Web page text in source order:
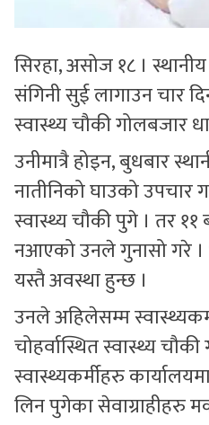
सिरहा, असोज १८ ।
संगिनी सुई लागाउन चार
स्वास्थ्य चौकी गोलबजार
उनीमात्रै होइन, बुधबार
नातीनिको घाउको उपचार
स्वास्थ्य चौकी पुगे । तर
नआएको उनले गुनासो गरे
यस्तै अवस्था हुन्छ ।
उनले अहिलेसम्म
चोहर्वास्थित स्वास्थ्य
स्वास्थ्यकर्मीहरु
लिन पुगेका सेवाग्राहीहरु